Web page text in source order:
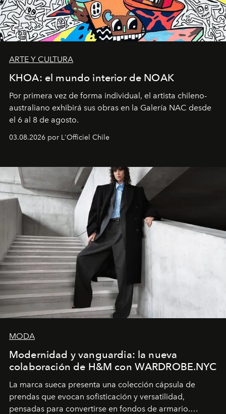
ARTE Y CULTURA
KHOA: el mundo interior de NOAK
Por primera vez de forma individual, el artista chileno-
australiano exhibirá sus obras en la Galería NAC desde
el 6 al 8 de agosto.
03.08.2026 por L'Officiel Chile
MODA
Modernidad y vanguardia: la nueva
colaboración de H&M con WARDROBE.NYC
La marca sueca presenta una colección cápsula de
prendas que evocan sofisticación y versatilidad,
pensadas para convertirse en fondos de armario.